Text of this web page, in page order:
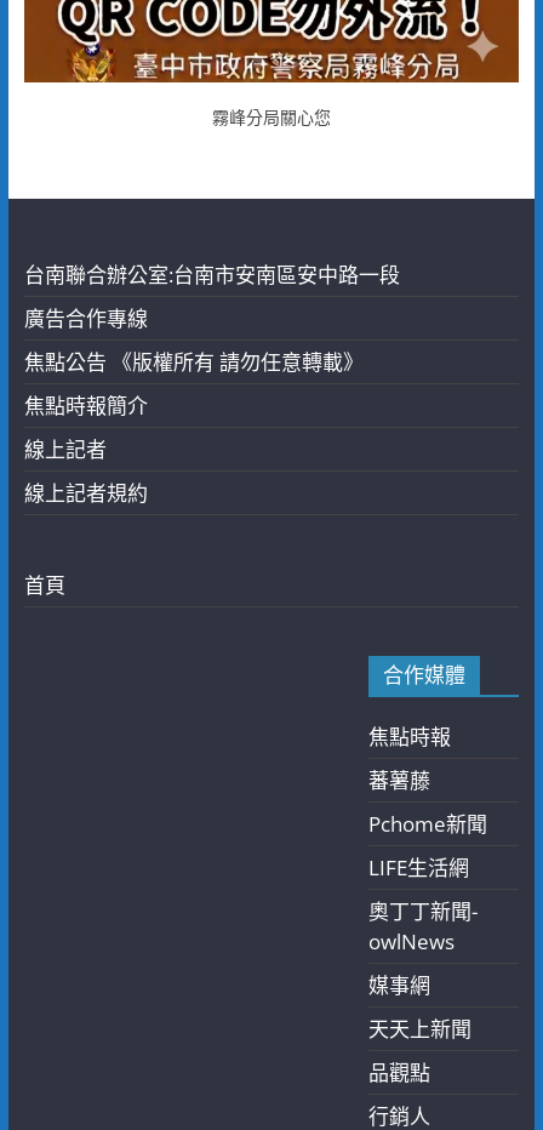
霧峰分局關心您
台南聯合辦公室:台南市安南區安中路一段
廣告合作專線
焦點公告 《版權所有 請勿任意轉載》
焦點時報簡介
線上記者
線上記者規約
首頁
合作媒體
焦點時報
蕃薯藤
Pchome新聞
LIFE生活網
奧丁丁新聞-
owlNews
媒事網
天天上新聞
品觀點
行銷人